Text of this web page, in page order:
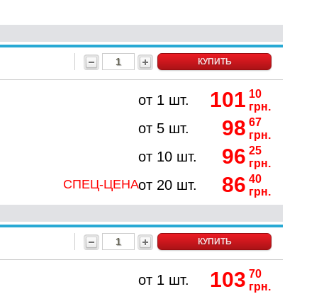
КУПИТЬ
от 1 шт. 101 10
грн.
от 5 шт. 98 67
грн.
от 10 шт. 96 25
грн.
СПЕЦ-ЦЕНАот 20 шт. 86 40
грн.
КУПИТЬ
от 1 шт. 103 70
грн.